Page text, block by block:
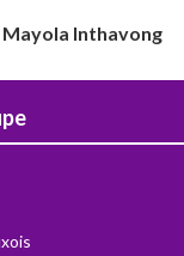
Mayola Inthavong